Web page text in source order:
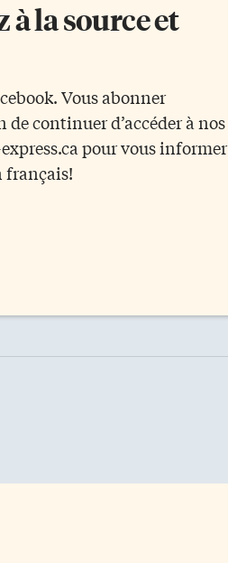
à la source et
Vous abonner
continuer d’accéder à nos
pour vous informer
français!